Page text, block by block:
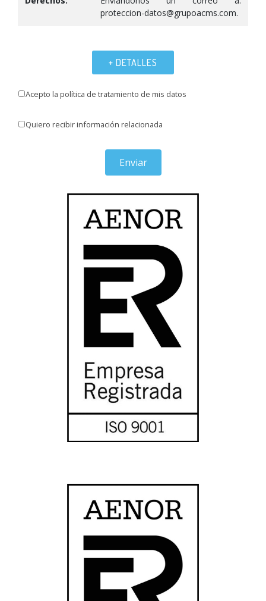
proteccion-datos@grupoacms.com.
+ DETALLES
Acepto la política de tratamiento de mis datos
Quiero recibir información relacionada
Enviar